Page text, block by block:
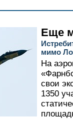
Еще
мимо
На
свои
1350